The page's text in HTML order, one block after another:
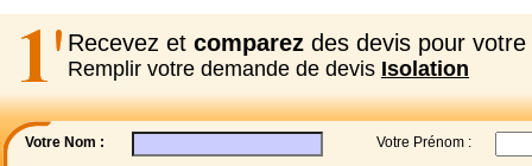
Recevez et comparez des devis pour votre
Remplir votre demande de devis Isolation
Votre Nom : Votre Prénom :